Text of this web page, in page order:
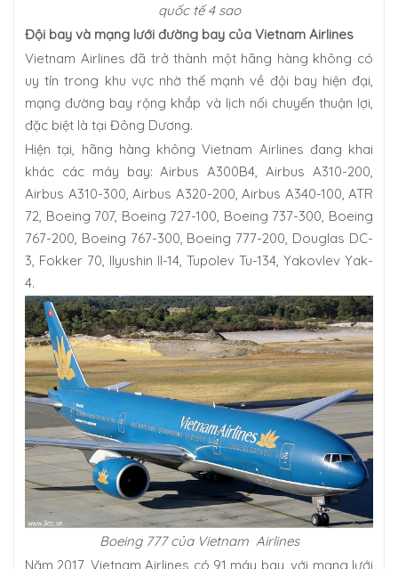
quốc tế 4 sao
Đội bay và mạng lưới đường bay của Vietnam Airlines
Vietnam Airlines đã trở thành một hãng hàng không có
uy tín trong khu vực nhờ thế mạnh về đội bay hiện đại,
mạng đường bay rộng khắp và lịch nối chuyến thuận lợi,
đặc biệt là tại Đông Dương.
Hiện tại, hãng hàng không Vietnam Airlines đang khai
khác các máy bay: Airbus A300B4, Airbus A310-200,
Airbus A310-300, Airbus A320-200, Airbus A340-100, ATR
72, Boeing 707, Boeing 727-100, Boeing 737-300, Boeing
767-200, Boeing 767-300, Boeing 777-200, Douglas DC-
3, Fokker 70, Ilyushin Il-14, Tupolev Tu-134, Yakovlev Yak-
4.
Boeing 777 của Vietnam Airlines
Năm 2017, Vietnam Airlines có 91 máy bay, với mạng lưới